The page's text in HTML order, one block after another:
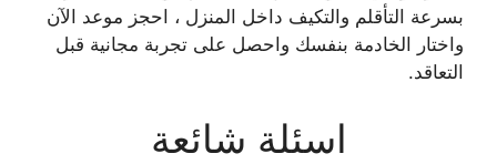
بسرعة التأقلم والتكيف داخل المنزل ، احجز موعد الآن
واختار الخادمة بنفسك واحصل على تجربة مجانية قبل
التعاقد.
اسئلة شائعة